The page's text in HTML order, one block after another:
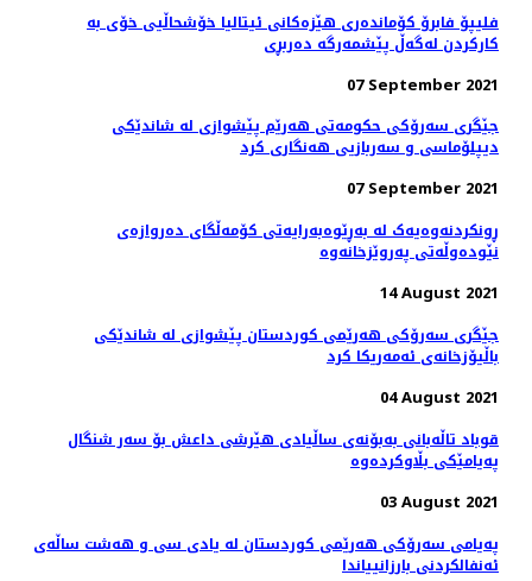
فلیپۆ فابرۆ کۆماندەری هێزەکانی ئیتالیا خۆشحاڵیی خۆی بە
كاركردن لەگەڵ پێشمەرگە دەربڕی
07 September 2021
جێگری سەرۆکی حکومەتی هەرێم پێشوازی لە شاندێکی
دیپلۆماسی و سەربازیی هەنگاری کرد
07 September 2021
ڕونکردنەوەیەک لە بەڕێوەبەرایەتی کۆمەڵگای دەروازەی
نێودەوڵەتی پەروێزخانەوە
14 August 2021
جێگری سەرۆکی هەرێمی کوردستان پێشوازی لە شاندێکی
باڵیۆزخانه‌ی ئه‌مه‌ریکا کرد
04 August 2021
قوباد تاڵەبانی بەبۆنەی ساڵیادی هێرشی داعش بۆ سەر شنگال
پەیامێکی بڵاوکردەوە
03 August 2021
پەیامی سەرۆکی هەرێمی کوردستان له‌ يادى سى و هه‌شت ساڵه‌ى
ئه‌نفالكردنى بارزانيياندا